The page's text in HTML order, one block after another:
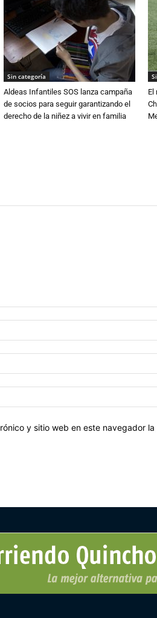
Sin categoría
Aldeas Infantiles SOS lanza campaña
de socios para seguir garantizando el
derecho de la niñez a vivir en familia
El
y sitio web en este navegador